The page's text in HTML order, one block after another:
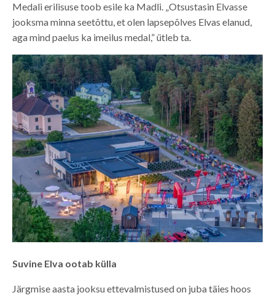
Medali erilisuse toob esile ka Madli. „Otsustasin Elvasse
jooksma minna seetõttu, et olen lapsepõlves Elvas elanud,
aga mind paelus ka imeilus medal,” ütleb ta.
Suvine Elva ootab külla
Järgmise aasta jooksu ettevalmistused on juba täies hoos